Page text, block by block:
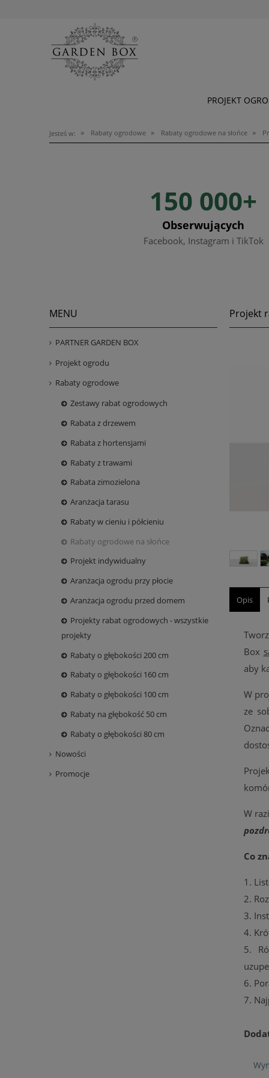
PROJEKT
Jesteś w: » Rabaty ogrodowe » Rabaty ogrodowe na słońce »
150 000+
Obserwujących
Facebook, Instagram i TikTok
MENU
PARTNER GARDEN BOX
Projekt ogrodu
Rabaty ogrodowe
Zestawy rabat ogrodowych
Rabata z drzewem
Rabata z hortensjami
Rabaty z trawami
Rabata zimozielona
Aranżacja tarasu
Rabaty w cieniu i półcieniu
Rabaty ogrodowe na słońce
Projekt indywidualny
Aranżacja ogrodu przy płocie
Aranżacja ogrodu przed domem
Projekty rabat ogrodowych - wszystkie
projekty
Rabaty o głębokości 200 cm
Rabaty o głębokości 160 cm
Rabaty o głębokości 100 cm
Rabaty na głębokość 50 cm
Rabaty o głębokości 80 cm
Nowości
Promocje
Projekt
Opis
Box
aby
W
ze
W
Co
1.
2.
3.
4.
5.
6.
7.